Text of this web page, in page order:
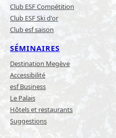
Club ESF Compétition
Club ESF Ski d'or
Club esf saison
SÉMINAIRES
Destination Megève
Accessibilité
esf Business
Le Palais
Hôtels et restaurants
Suggestions